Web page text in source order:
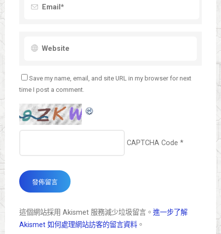
Save my name, email, and site URL in my browser for next
time I post a comment.
CAPTCHA Code *
這個網站採用 Akismet 服務減少垃圾留言。 進一步了解
Akismet 如何處理網站訪客的留言資料。